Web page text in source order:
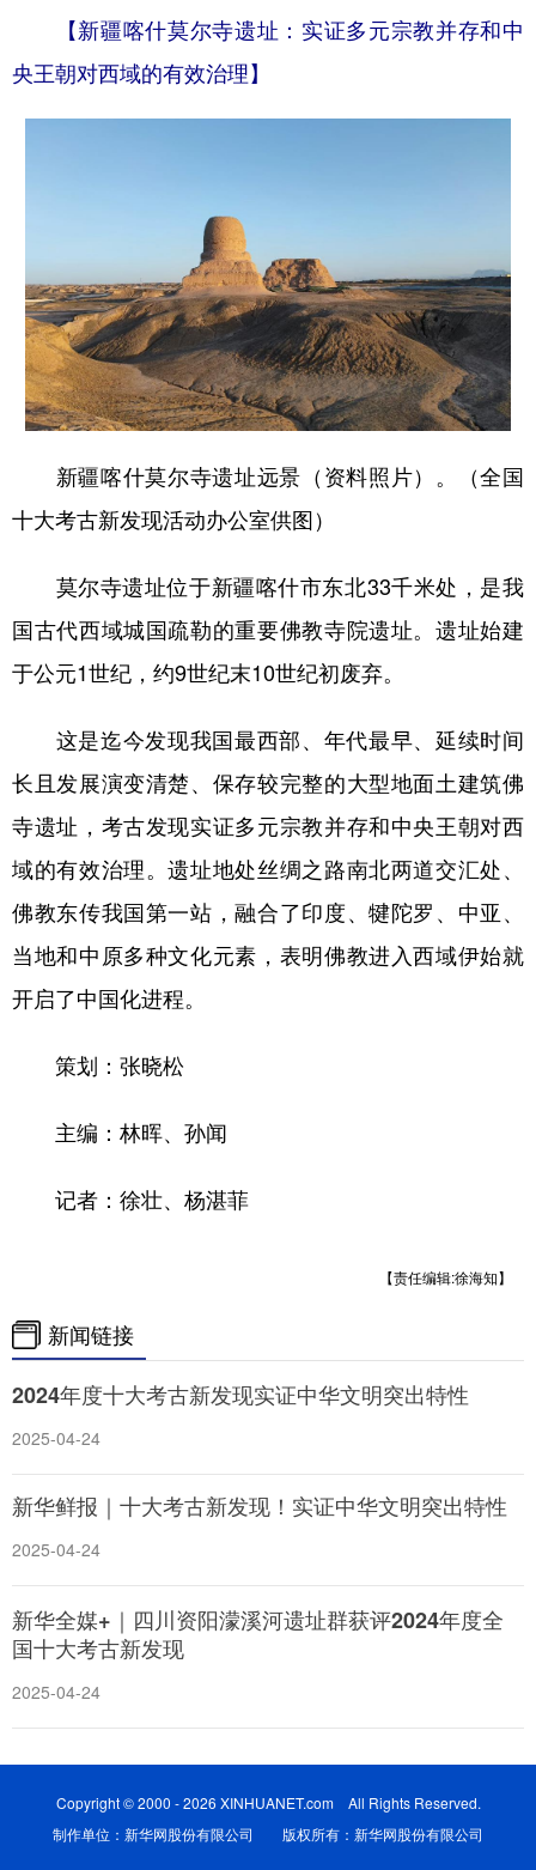
【新疆喀什莫尔寺遗址：实证多元宗教并存和中
央王朝对西域的有效治理】
新疆喀什莫尔寺遗址远景（资料照片）。（全国
十大考古新发现活动办公室供图）
莫尔寺遗址位于新疆喀什市东北33千米处，是我
国古代西域城国疏勒的重要佛教寺院遗址。遗址始建
于公元1世纪，约9世纪末10世纪初废弃。
这是迄今发现我国最西部、年代最早、延续时间
长且发展演变清楚、保存较完整的大型地面土建筑佛
寺遗址，考古发现实证多元宗教并存和中央王朝对西
域的有效治理。遗址地处丝绸之路南北两道交汇处、
佛教东传我国第一站，融合了印度、犍陀罗、中亚、
当地和中原多种文化元素，表明佛教进入西域伊始就
开启了中国化进程。
策划：张晓松
主编：林晖、孙闻
记者：徐壮、杨湛菲
【责任编辑:徐海知】
新闻链接
2024年度十大考古新发现实证中华文明突出特性
2025-04-24
新华鲜报｜十大考古新发现！实证中华文明突出特性
2025-04-24
新华全媒+｜四川资阳濛溪河遗址群获评2024年度全
国十大考古新发现
2025-04-24
Copyright © 2000 - 2026 XINHUANET.com All Rights Reserved.
制作单位：新华网股份有限公司 版权所有：新华网股份有限公司